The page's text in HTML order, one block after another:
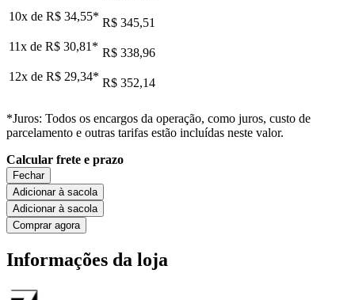
10x de R$ 34,55* R$ 345,51
11x de R$ 30,81 * R$ 338,96
12x de R$ 29,34* R$ 352,14
*Juros: Todos os encargos da operação, como juros, custo de
parcelamento e outras tarifas estão incluídas neste valor.
Calcular frete e prazo
Fechar
Adicionar à sacola
Adicionar à sacola
Comprar agora
Informações da loja